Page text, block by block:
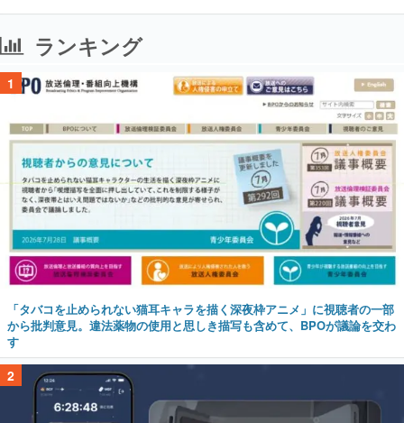
ランキング
1
「タバコを止められない猫耳キャラを描く深夜枠アニメ」に視聴者の一部
から批判意見。違法薬物の使用と思しき描写も含めて、BPOが議論を交わ
す
2